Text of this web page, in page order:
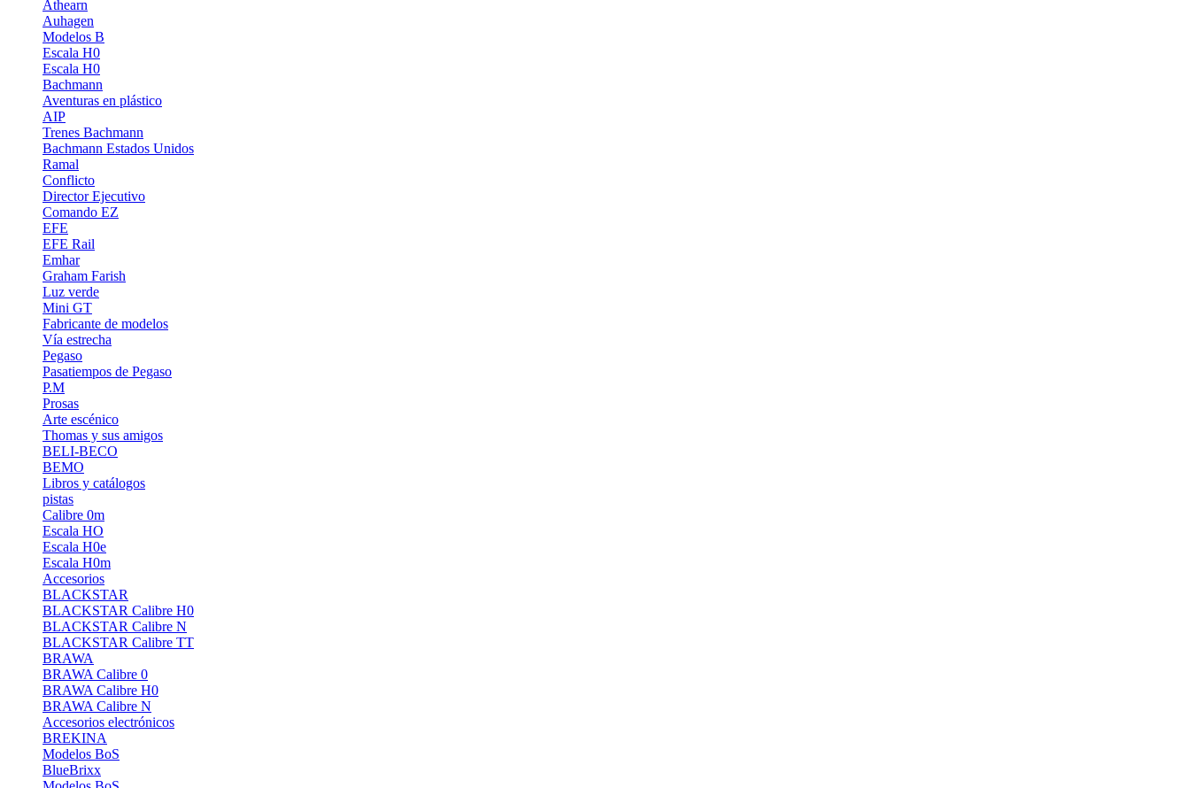
Athearn
Auhagen
Modelos B
Escala H0
Escala H0
Bachmann
Aventuras en plástico
AIP
Trenes Bachmann
Bachmann Estados Unidos
Ramal
Conflicto
Director Ejecutivo
Comando EZ
EFE
EFE Rail
Emhar
Graham Farish
Luz verde
Mini GT
Fabricante de modelos
Vía estrecha
Pegaso
Pasatiempos de Pegaso
P.M
Prosas
Arte escénico
Thomas y sus amigos
BELI-BECO
BEMO
Libros y catálogos
pistas
Calibre 0m
Escala HO
Escala H0e
Escala H0m
Accesorios
BLACKSTAR
BLACKSTAR Calibre H0
BLACKSTAR Calibre N
BLACKSTAR Calibre TT
BRAWA
BRAWA Calibre 0
BRAWA Calibre H0
BRAWA Calibre N
Accesorios electrónicos
BREKINA
Modelos BoS
BlueBrixx